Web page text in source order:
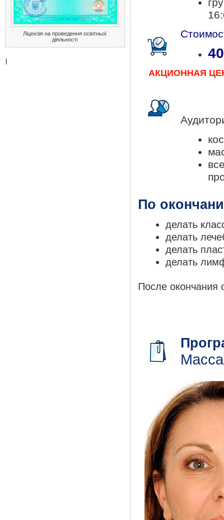
Ліцензія на проведення освітньої
діяльності
АКЦИОННАЯ
По
делать
делать
делать
делать
После окончания